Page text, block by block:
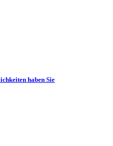
haben Sie